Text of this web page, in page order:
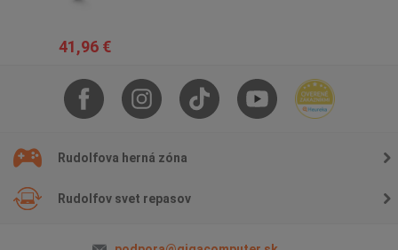
41,96 €
Rudolfova herná zóna
Rudolfov svet repasov